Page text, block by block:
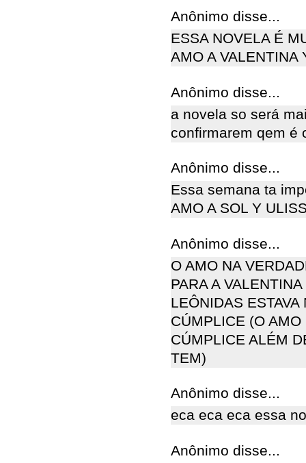
Anônimo disse...
ESSA NOVELA É
AMO A VALENTINA
Anônimo disse...
a novela so será
confirmarem qem é
Anônimo disse...
Essa semana ta
AMO A SOL Y
Anônimo disse...
O AMO NA
PARA A
LEÔNIDAS
CÚMPLICE (O
CÚMPLICE ALÉM
TEM)
Anônimo disse...
eca eca eca essa
Anônimo disse...